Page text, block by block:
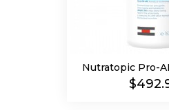
Nutratopic Pro-
Precio